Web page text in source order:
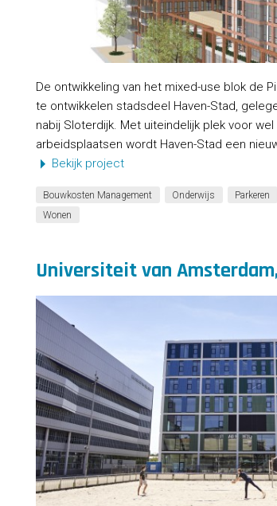
De ontwikkeling van het mixed-use blok de
te ontwikkelen stadsdeel Haven-Stad,
nabij Sloterdijk. Met uiteindelijk plek voor
arbeidsplaatsen wordt Haven-Stad een
Bekijk project
Bouwkosten Management Onderwijs Parkeren
Wonen
Universiteit van